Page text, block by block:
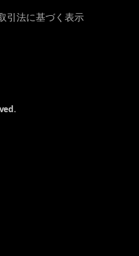
引法に基づく表示